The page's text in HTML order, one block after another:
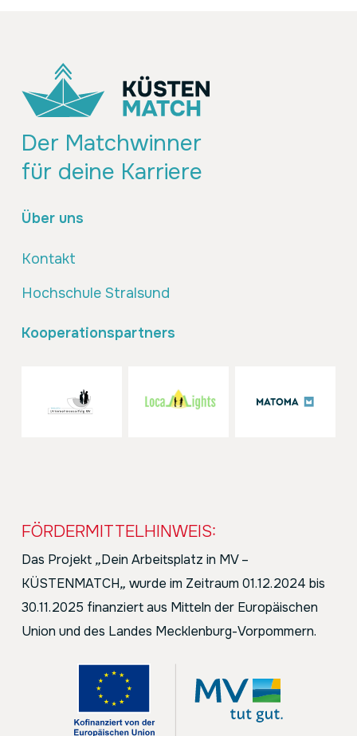
Der Matchwinner
für deine Karriere
Über uns
Kontakt
Hochschule Stralsund
Kooperationspartners
FÖRDERMITTELHINWEIS:
Das Projekt „Dein Arbeitsplatz in MV –
KÜSTENMATCH„ wurde im Zeitraum 01.12.2024 bis
30.11.2025 finanziert aus Mitteln der Europäischen
Union und des Landes Mecklenburg-Vorpommern.